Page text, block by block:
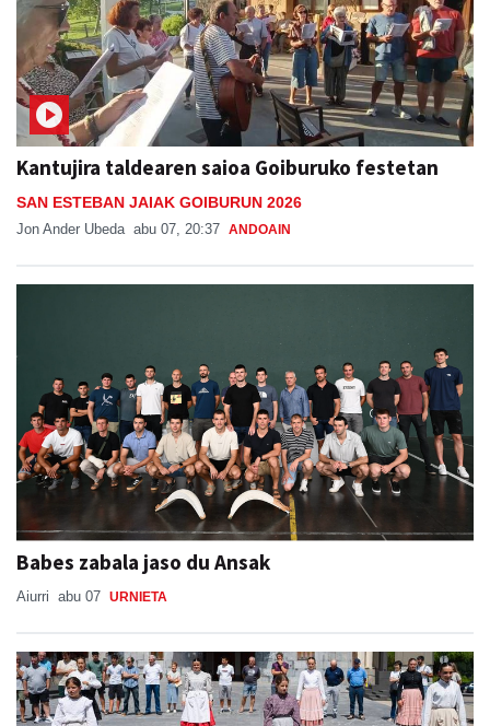
Kantujira taldearen saioa Goiburuko festetan
SAN ESTEBAN JAIAK GOIBURUN 2026
Jon Ander Ubeda abu 07, 20:37 ANDOAIN
Babes zabala jaso du Ansak
Aiurri abu 07 URNIETA